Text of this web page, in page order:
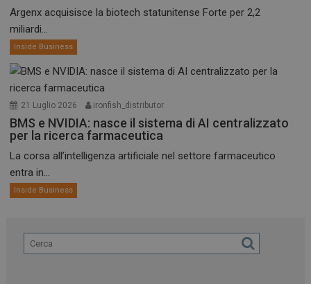
Argenx acquisisce la biotech statunitense Forte per 2,2
miliardi...
Inside Business
21 Luglio 2026 ironfish_distributor
BMS e NVIDIA: nasce il sistema di AI centralizzato
per la ricerca farmaceutica
La corsa all’intelligenza artificiale nel settore farmaceutico
entra in...
Inside Business